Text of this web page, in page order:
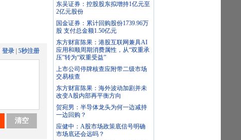
登录 5秒注册
清空
东吴证券：控股股东拟增持1亿元至
2亿元股份
国金证券：累计回购股份1739.96万
股 支付总金额1.50亿元
东方财富陈果：港股互联网兼具AI
应用和顺周期消费属性，从“双重承
压”转为“双重受益”
上市公司停牌核查应附带二级市场
交易核查
东方财富陈果：海外波动加剧并未
改变A股内部再平衡方向
贺宛男：半导体龙头为何一边减持
一边回购？
应健中：A股市场政策底信号明确
市场底还会远吗？